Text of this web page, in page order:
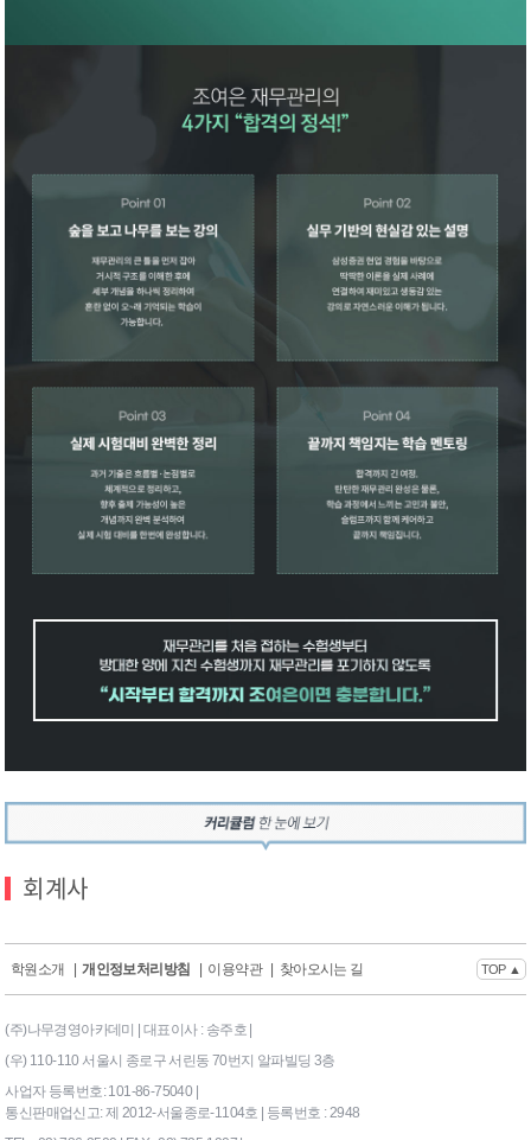
회계사
학원소개 개인정보처리방침 이용약관 찾아오시는 길 TOP ▲
(주)나무경영아카데미 | 대표이사 : 송주호 |
(우) 110-110 서울시 종로구 서린동 70번지 알파빌딩 3층
사업자 등록번호: 101-86-75040 |
통신판매업신고: 제 2012-서울종로-1104호 | 등록번호 : 2948